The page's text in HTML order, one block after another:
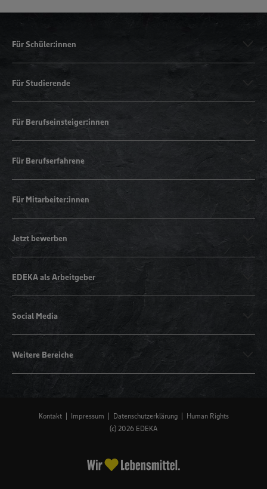
Für Schüler:innen
Für Studierende
Für Berufseinsteiger:innen
Für Berufserfahrene
Für Mitarbeiter:innen
Jetzt bewerben
EDEKA als Arbeitgeber
Social Media
Weitere Bereiche
Kontakt Impressum Datenschutzerklärung
Human Rights
(c) 2026 EDEKA